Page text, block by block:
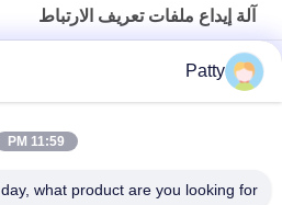
آلة إيداع ملفات تعريف الارتباط
1500 واط آلة إيداع ملفات تعريف
الارتباطPatty
11:59 PM
what product are you looking for?